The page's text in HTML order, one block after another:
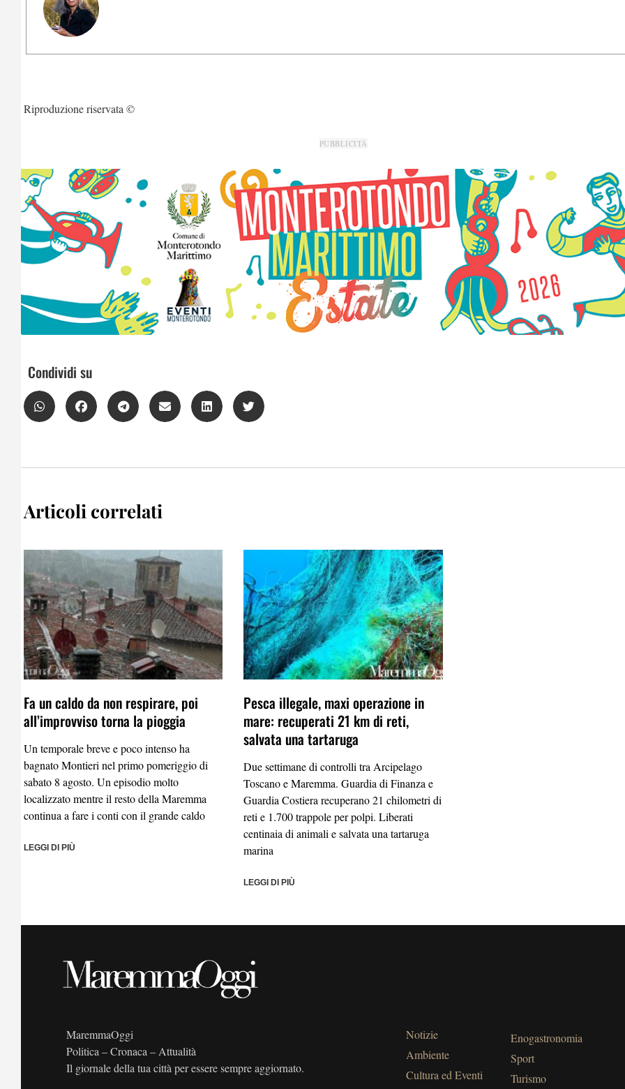
Riproduzione riservata ©
PUBBLICITÀ
Condividi su
Articoli correlati
Fa un caldo da non respirare, poi
all’improvviso torna la pioggia
Un temporale breve e poco intenso ha
bagnato Montieri nel primo pomeriggio di
sabato 8 agosto. Un episodio molto
localizzato mentre il resto della Maremma
continua a fare i conti con il grande caldo
LEGGI DI PIÙ
Pesca illegale, maxi operazione in
mare: recuperati 21 km di reti,
salvata una tartaruga
Due settimane di controlli tra Arcipelago
Toscano e Maremma. Guardia di Finanza e
Guardia Costiera recuperano 21 chilometri di
reti e 1.700 trappole per polpi. Liberati
centinaia di animali e salvata una tartaruga
marina
LEGGI DI PIÙ
MaremmaOggi
Politica – Cronaca – Attualità
Il giornale della tua città per essere sempre aggiornato.
Notizie
Ambiente
Cultura ed Eventi
Enogastronomia
Sport
Turismo